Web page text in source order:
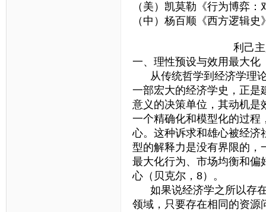
（美）凯莫勒《行为博弈
（中）杨百顺《西方逻辑史
利己主义与
一、理性预设与效用最大化
从传统哲学到经济学理论
一部宏大的经济学史，正是
意义的决策单位，其动机是
一个精确化和模型化的过程
心。这种诉求和雄心被经济
型的解释力是没有界限的，
最大化行为、市场均衡和偏
心（贝克尔，8）。
如果说经济学之所以存在
领域，只要存在相同的资源